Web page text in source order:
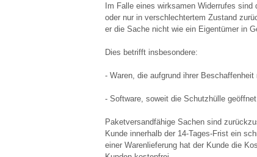
Im Falle eines wirksamen Widerrufes
oder nur in verschlechtertem Zustand
er die Sache nicht wie ein Eigentümer in
Dies betrifft insbesondere:
- Waren, die aufgrund ihrer
- Software, soweit die Schutzhülle
Paketversandfähige Sachen sind
Kunde innerhalb der 14-Tages-Frist ein
einer Warenlieferung hat der Kunde die